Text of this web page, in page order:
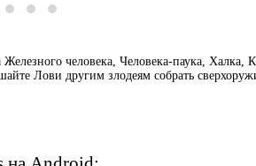
человека, Человека-паука, Халка,
Лови другим злодеям собрать